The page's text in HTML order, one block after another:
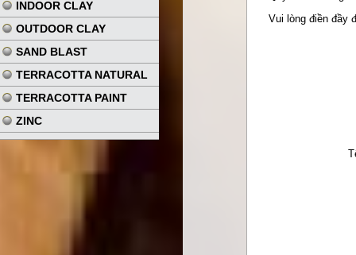
INDOOR CLAY
OUTDOOR CLAY
SAND BLAST
TERRACOTTA NATURAL
TERRACOTTA PAINT
ZINC
Vui lòng điền đầy